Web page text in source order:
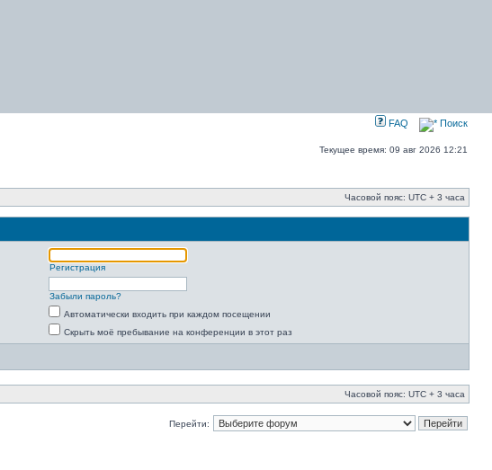
FAQ Поиск
Текущее время: 09 авг 2026 12:21
Часовой пояс: UTC + 3 часа
Регистрация
Забыли пароль?
Автоматически входить при каждом посещении
Скрыть моё пребывание на конференции в этот раз
Часовой пояс: UTC + 3 часа
Перейти: